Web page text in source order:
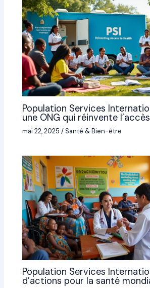
Population Services
une ONG qui réinvente
mai 22, 2025/Santé & Bien-être
Population Services
d’actions pour la santé